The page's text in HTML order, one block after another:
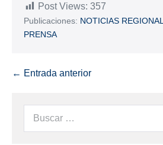
Post Views: 357
Publicaciones: NOTICIAS
PRENSA
← Entrada anterior